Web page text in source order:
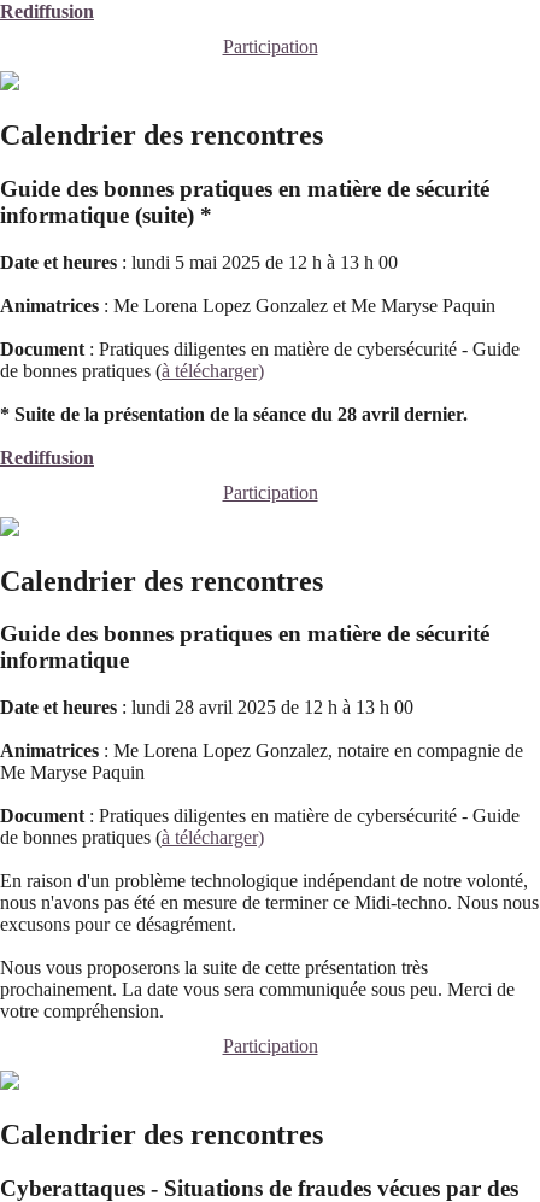
Rediffusion
Participation
Calendrier des rencontres
Guide des bonnes pratiques en matière de sécurité
informatique (suite) *
Date et heures : lundi 5 mai 2025 de 12 h à 13 h 00
Animatrices : Me Lorena Lopez Gonzalez et Me Maryse Paquin
Document : Pratiques diligentes en matière de cybersécurité - Guide
de bonnes pratiques (à télécharger)
* Suite de la présentation de la séance du 28 avril dernier.
Rediffusion
Participation
Calendrier des rencontres
Guide des bonnes pratiques en matière de sécurité
informatique
Date et heures : lundi 28 avril 2025 de 12 h à 13 h 00
Animatrices : Me Lorena Lopez Gonzalez, notaire en compagnie de
Me Maryse Paquin
Document : Pratiques diligentes en matière de cybersécurité - Guide
de bonnes pratiques (à télécharger)
En raison d'un problème technologique indépendant de notre volonté,
nous n'avons pas été en mesure de terminer ce Midi-techno. Nous nous
excusons pour ce désagrément.
Nous vous proposerons la suite de cette présentation très
prochainement. La date vous sera communiquée sous peu. Merci de
votre compréhension.
Participation
Calendrier des rencontres
Cyberattaques - Situations de fraudes vécues par des